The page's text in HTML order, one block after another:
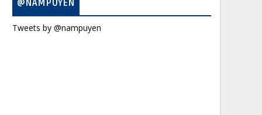
@NAMPUYEN
Tweets by @nampuyen